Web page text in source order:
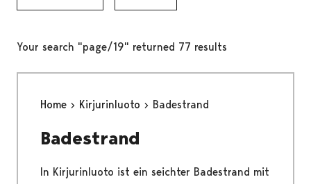
Your search "page/19" returned 77 results
Home Kirjurinluoto Badestrand
Badestrand
In Kirjurinluoto ist ein seichter Badestrand mit